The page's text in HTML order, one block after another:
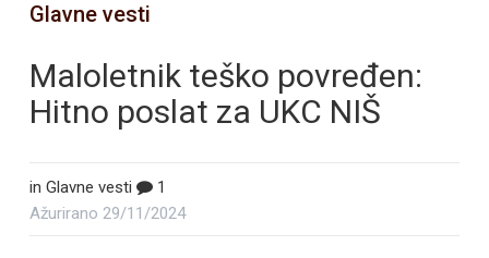
Glavne vesti
Maloletnik teško povređen:
Hitno poslat za UKC NIŠ
in Glavne vesti
1
Ažurirano 29/11/2024